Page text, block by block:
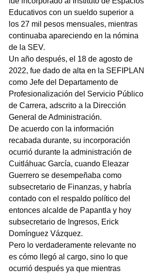
Educativos con un sueldo superior a
los 27 mil pesos mensuales, mientras
continuaba apareciendo en la nómina
de la SEV.
Un año después, el 18 de agosto de
2022, fue dado de alta en la SEFIPLAN
como Jefe del Departamento de
Profesionalización del Servicio Público
de Carrera, adscrito a la Dirección
General de Administración.
De acuerdo con la información
recabada durante, su incorporación
ocurrió durante la administración de
Cuitláhuac García, cuando Eleazar
Guerrero se desempeñaba como
subsecretario de Finanzas, y habría
contado con el respaldo político del
entonces alcalde de Papantla y hoy
subsecretario de Ingresos, Erick
Domínguez Vázquez.
Pero lo verdaderamente relevante no
es cómo llegó al cargo, sino lo que
ocurrió después ya que mientras